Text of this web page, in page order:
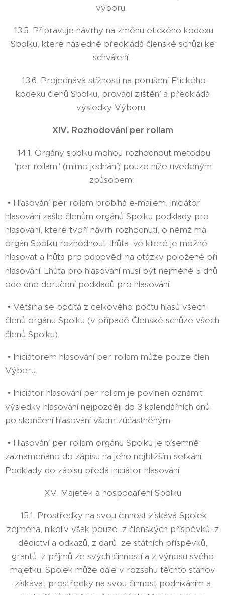
výboru.
13.5. Připravuje návrhy na změnu etického kodexu
Spolku, které následně předkládá členské schůzi ke
schválení.
13.6. Projednává stížnosti na porušení Etického
kodexu členů Spolku, provádí zjištění a předkládá
výsledky Výboru.
XIV. Rozhodování per rollam
14.1. Orgány spolku mohou rozhodnout metodou
"per rollam" (mimo jednání) pouze níže uvedeným
způsobem:
• Hlasování per rollam probíhá e-mailem. Iniciátor
hlasování zašle členům orgánů Spolku podklady pro
hlasování, které tvoří návrh rozhodnutí, o němž má
orgán Spolku rozhodnout, lhůta, ve které je možné
hlasovat a lhůta pro odpovědi na otázky položené při
hlasování. Lhůta pro hlasování musí být nejméně 5 dnů
ode dne doručení podkladů pro hlasování.
• Většina se počítá z celkového počtu hlasů všech
členů orgánu Spolku (v případě Členské schůze všech
členů Spolku).
• Iniciátorem hlasování per rollam může pouze člen
Výboru.
• Iniciátor hlasování per rollam je povinen oznámit
výsledky hlasování nejpozději do 3 kalendářních dnů
po skončení hlasování všem zúčastněným.
• Hlasování per rollam orgánu Spolku je písemně
zaznamenáno do zápisu na jeho nejbližším setkání.
Podklady do zápisu předá iniciátor hlasování.
XV. Majetek a hospodaření Spolku
15.1. Prostředky na svou činnost získává Spolek
zejména, nikoliv však pouze, z členských příspěvků, z
dědictví a odkazů, z darů, ze státních příspěvků,
grantů, z příjmů ze svých činností a z výnosu svého
majetku. Spolek může dále v rozsahu těchto stanov
získávat prostředky na svou činnost podnikáním a